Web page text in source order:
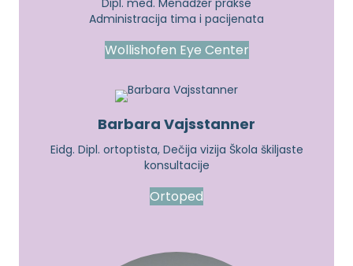
Administracija tima i pacijenata
Wollishofen Eye Center
Barbara Vajsstanner
Eidg. Dipl. ortoptista, Dečija vizija Škola škiljaste
konsultacije
Ortoped